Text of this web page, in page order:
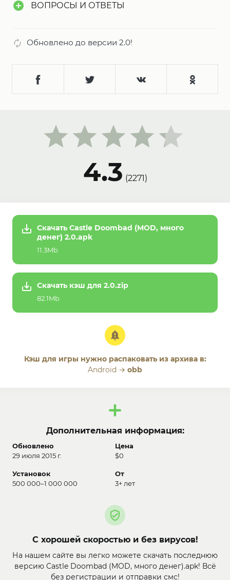
ВОПРОСЫ И ОТВЕТЫ
Обновлено до версии 2.0!
4.3 (2271)
Скачать Castle Doombad (MOD, много
денег) 2.0.apk
11.3Mb
Скачать кэш для 2.0.zip
82.1Mb
Кэш для игры нужно распаковать из архива в:
Android → obb
Дополнительная информация:
Обновлено
29 июля 2015 г.
Цена
$0
Установок
500 000–1 000 000
От
3+ лет
С хорошей скоростью и без вирусов!
На нашем сайте вы легко можете скачать последнюю
версию Castle Doombad (MOD, много денег).apk! Всё
без регистрации и отправки смс!